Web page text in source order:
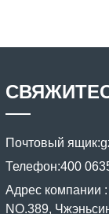
Почтовый ящик:
Телефон:400
Адрес компании :
NO.389,